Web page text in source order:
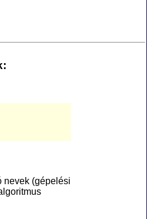
nevek (gépelési